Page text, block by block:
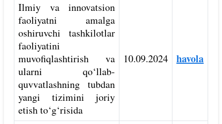
Ilmiy va innovatsion
faoliyatni amalga
oshiruvchi tashkilotlar
faoliyatini
muvofiqlashtirish va
ularni qo‘llab-
quvvatlashning tubdan
yangi tizimini joriy
etish to‘g‘risida
10.09.2024 havola